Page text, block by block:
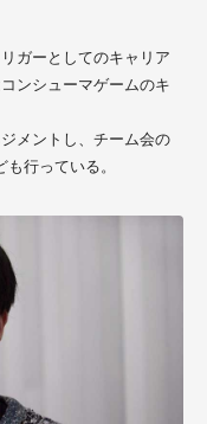
ガーとしてのキャリア
ンシューマゲームのキ
メントし、チーム会の
行っている。